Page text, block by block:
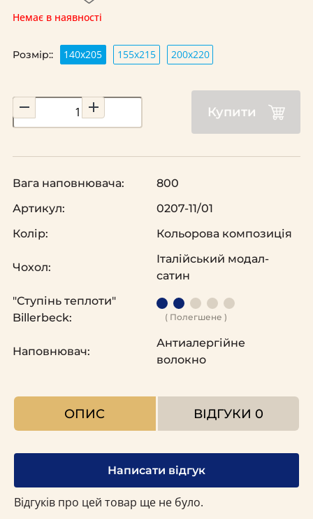
Немає в наявності
Розмір:: 140х205 155х215 200х220
Купити
Вага наповнювача:
800
Артикул:
0207-11/01
Колір:
Кольорова композиція
Чохол:
Італійський модал-
сатин
"Ступінь теплоти"
Billerbeck:
( Полегшене )
Наповнювач:
Антиалергійне
волокно
ОПИС ВІДГУКИ 0
Написати відгук
Відгуків про цей товар ще не було.